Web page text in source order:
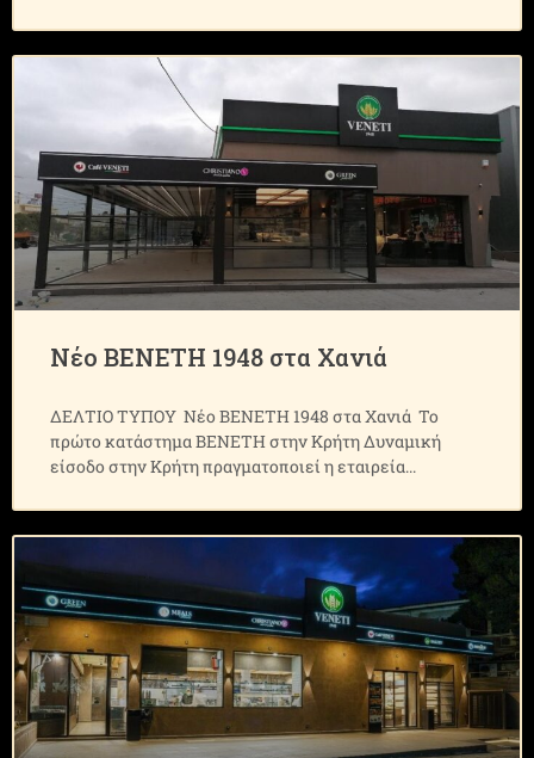
Νέο ΒΕΝΕΤΗ 1948 στα Χανιά
ΔΕΛΤΙΟ ΤΥΠΟΥ Νέο ΒΕΝΕΤΗ 1948 στα Χανιά Το
πρώτο κατάστημα ΒΕΝΕΤΗ στην Κρήτη Δυναμική
είσοδο στην Κρήτη πραγματοποιεί η εταιρεία